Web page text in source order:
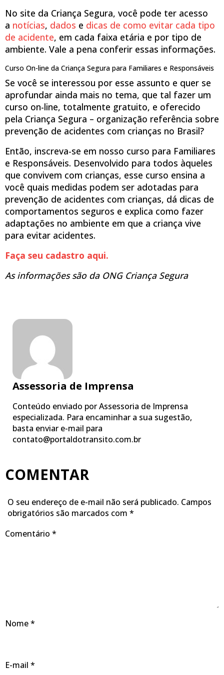
No site da Criança Segura, você pode ter acesso
a notícias, dados e dicas de como evitar cada tipo
de acidente, em cada faixa etária e por tipo de
ambiente. Vale a pena conferir essas informações.
Curso On-line da Criança Segura para Familiares e Responsáveis
Se você se interessou por esse assunto e quer se
aprofundar ainda mais no tema, que tal fazer um
curso on-line, totalmente gratuito, e oferecido
pela Criança Segura – organização referência sobre
prevenção de acidentes com crianças no Brasil?
Então, inscreva-se em nosso curso para Familiares
e Responsáveis. Desenvolvido para todos àqueles
que convivem com crianças, esse curso ensina a
você quais medidas podem ser adotadas para
prevenção de acidentes com crianças, dá dicas de
comportamentos seguros e explica como fazer
adaptações no ambiente em que a criança vive
para evitar acidentes.
Faça seu cadastro aqui.
As informações são da ONG Criança Segura
Assessoria de Imprensa
Conteúdo enviado por Assessoria de Imprensa
especializada. Para encaminhar a sua sugestão,
basta enviar e-mail para
contato@portaldotransito.com.br
COMENTAR
O seu endereço de e-mail não será publicado. Campos
obrigatórios são marcados com *
Comentário *
Nome*
E-mail *